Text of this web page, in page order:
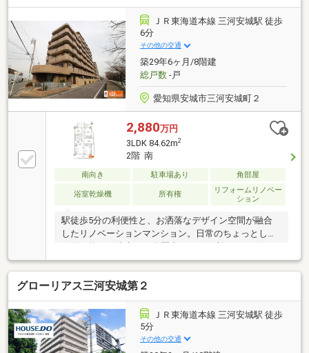
ＪＲ東海道本線 三河安城駅 徒歩
6分
その他の交通
築29年6ヶ月/8階建
総戸数-戸
愛知県安城市三河安城町２
2,880万円
3LDK 84.62m2
2階 南
南向き 駐車場あり 角部屋
浴室乾燥機 所有権
リフォームリノベー
ション
駅徒歩5分の利便性と、お洒落なデザイン空間が融合
したリノベーションマンション。日常のちょっとした
お買い物は、徒歩2～3分圏内にある便利なコンビニや
ドラッグストアへ。少し足を伸ばせば徒歩13分の場所
にスーパーもあり、お仕事帰りや休日の買い出しにも
困らない抜群のロケーションです。20帖を超える圧倒
的な広さのLDKは、南向きの角部屋ならではの豊かな
採光と通風を確保。お気に入りの家具が映える、ワン
ランク上の上質な新生活をここで始めてみませんか？
グローリアス三河安城第２
ＪＲ東海道本線 三河安城駅 徒歩
5分
その他の交通